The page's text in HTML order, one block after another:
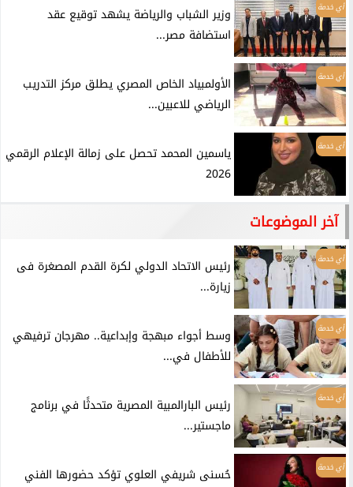
أي خدمة
وزير الشباب والرياضة يشهد توقيع عقد
استضافة مصر...
أي خدمة
الأولمبياد الخاص المصري يطلق مركز التدريب
الرياضي للاعبين...
أي خدمة
ياسمين المحمد تحصل على زمالة الإعلام الرقمي
2026
آخر الموضوعات
أي خدمة
رئيس الاتحاد الدولي لكرة القدم المصغرة فى
زيارة...
أي خدمة
وسط أجواء مبهجة وإبداعية.. مهرجان ترفيهي
للأطفال في...
أي خدمة
رئيس البارالمبية المصرية متحدثًا في برنامج
ماجستير...
أي خدمة
حُسنى شريفي العلوي تؤكد حضورها الفني